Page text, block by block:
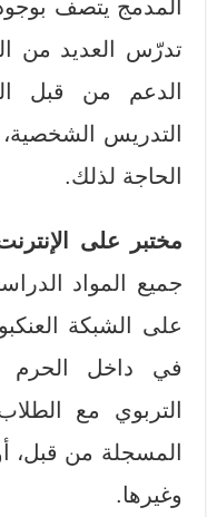
المدمج يتصف
تدرّس العديد من
الدعم من قبل
التدريس
الحاجة لذلك.
مختبر على
جميع المواد
على الشبكة
في داخل الحرم
التربوي مع
المسجلة من قبل،
وغيرها.